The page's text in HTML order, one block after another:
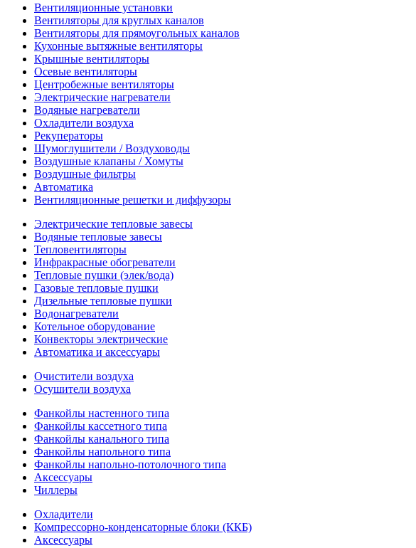
Вентиляционные установки
Вентиляторы для круглых каналов
Вентиляторы для прямоугольных каналов
Кухонные вытяжные вентиляторы
Крышные вентиляторы
Осевые вентиляторы
Центробежные вентиляторы
Электрические нагреватели
Водяные нагреватели
Охладители воздуха
Рекуператоры
Шумоглушители / Воздуховоды
Воздушные клапаны / Хомуты
Воздушные фильтры
Автоматика
Вентиляционные решетки и диффузоры
Электрические тепловые завесы
Водяные тепловые завесы
Тепловентиляторы
Инфракрасные обогреватели
Тепловые пушки (элек/вода)
Газовые тепловые пушки
Дизельные тепловые пушки
Водонагреватели
Котельное оборудование
Конвекторы электрические
Автоматика и аксессуары
Очистители воздуха
Осушители воздуха
Фанкойлы настенного типа
Фанкойлы кассетного типа
Фанкойлы канального типа
Фанкойлы напольного типа
Фанкойлы напольно-потолочного типа
Аксессуары
Чиллеры
Охладители
Компрессорно-конденсаторные блоки (ККБ)
Аксессуары